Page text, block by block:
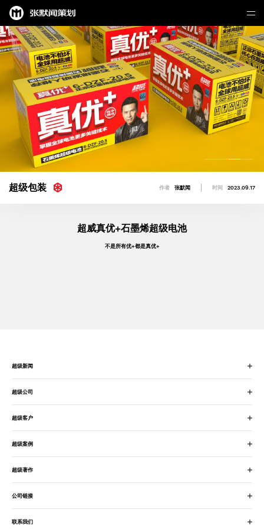
超级包装 作者 张默闻 时间 2023.09.17
超威真优+石墨烯超级电池
不是所有优+都是真优+
超级新闻
超级公司
超级客户
超级案例
超级著作
公司链接
联系我们